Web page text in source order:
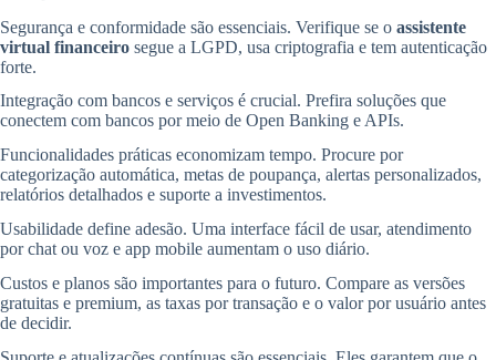
Segurança e conformidade são essenciais. Verifique se o assistente
virtual financeiro segue a LGPD, usa criptografia e tem autenticação
forte.
Integração com bancos e serviços é crucial. Prefira soluções que
conectem com bancos por meio de Open Banking e APIs.
Funcionalidades práticas economizam tempo. Procure por
categorização automática, metas de poupança, alertas personalizados,
relatórios detalhados e suporte a investimentos.
Usabilidade define adesão. Uma interface fácil de usar, atendimento
por chat ou voz e app mobile aumentam o uso diário.
Custos e planos são importantes para o futuro. Compare as versões
gratuitas e premium, as taxas por transação e o valor por usuário antes
de decidir.